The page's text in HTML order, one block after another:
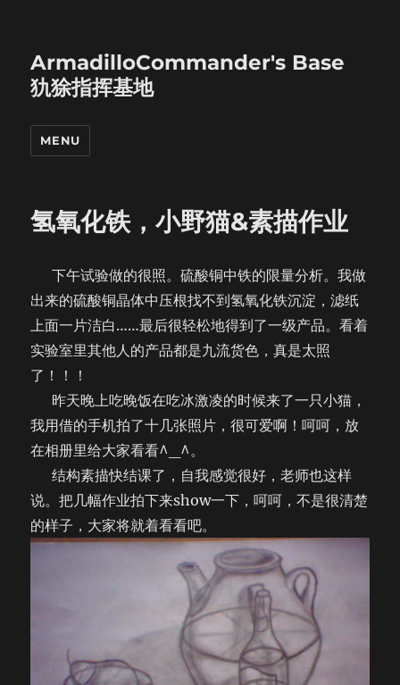
ArmadilloCommander's Base
犰狳指挥基地
MENU
氢氧化铁，小野猫&素描作业
下午试验做的很照。硫酸铜中铁的限量分析。我做
出来的硫酸铜晶体中压根找不到氢氧化铁沉淀，滤纸
上面一片洁白……最后很轻松地得到了一级产品。看着
实验室里其他人的产品都是九流货色，真是太照
了！！！
昨天晚上吃晚饭在吃冰激凌的时候来了一只小猫，
我用借的手机拍了十几张照片，很可爱啊！呵呵，放
在相册里给大家看看^_^。
结构素描快结课了，自我感觉很好，老师也这样
说。把几幅作业拍下来show一下，呵呵，不是很清楚
的样子，大家将就着看看吧。